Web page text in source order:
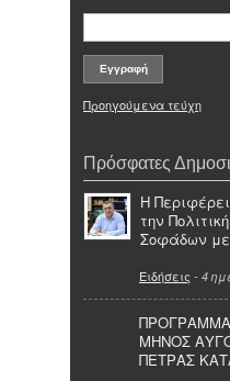
Προηγούμενα τεύχη
Πρόσφατες
Η
την
Σοφάδων με
Ειδήσεις - 4
ΜΗΝΟΣ
ΠΕΤΡΑΣ